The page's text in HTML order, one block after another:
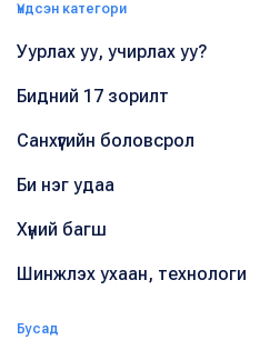
Үндсэн категори
Уурлах уу, учирлах уу?
Бидний 17 зорилт
Санхүүгийн боловсрол
Би нэг удаа
Хүний багш
Шинжлэх ухаан, технологи
Бусад